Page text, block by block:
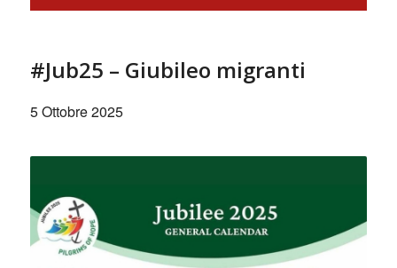
#Jub25 – Giubileo migranti
5 Ottobre 2025